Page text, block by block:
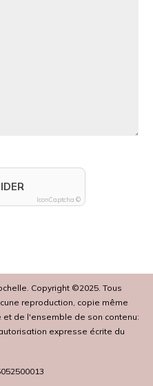
IconCaptcha ©
Copyright ©2025. Tous
reproduction, copie même
de l'ensemble de son contenu:
expresse écrite du